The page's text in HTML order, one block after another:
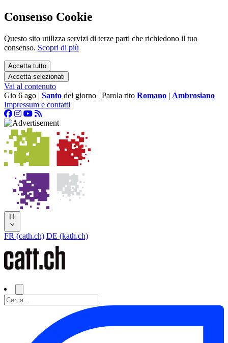
Consenso Cookie
Questo sito utilizza servizi di terze parti che richiedono il tuo
consenso. Scopri di più
Accetta tutto
Accetta selezionati
Vai al contenuto
Gio 6 ago | Santo del giorno | Parola rito Romano | Ambrosiano
Impressum e contatti |
IT
FR (cath.ch) DE (kath.ch)